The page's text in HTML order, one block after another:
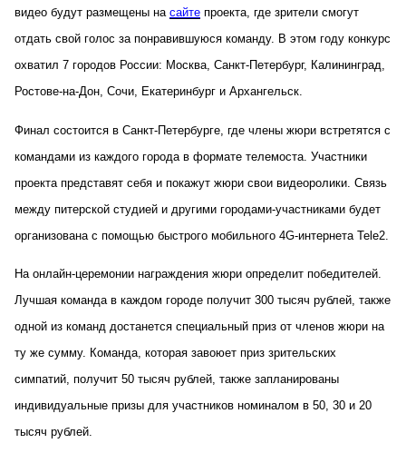
видео будут размещены на сайте проекта, где зрители смогут
отдать свой голос за понравившуюся команду. В этом году конкурс
охватил 7 городов России: Москва, Санкт-Петербург, Калининград,
Ростове-на-Дон, Сочи, Екатеринбург и Архангельск.
Финал состоится в Санкт-Петербурге, где члены жюри встретятся с
командами из каждого города в формате телемоста. Участники
проекта представят себя и покажут жюри свои видеоролики. Связь
между питерской студией и другими городами-участниками будет
организована с помощью быстрого мобильного 4G-интернета Tele2.
На онлайн-церемонии награждения жюри определит победителей.
Лучшая команда в каждом городе получит 300 тысяч рублей, также
одной из команд достанется специальный приз от членов жюри на
ту же сумму. Команда, которая завоюет приз зрительских
симпатий, получит 50 тысяч рублей, также запланированы
индивидуальные призы для участников номиналом в 50, 30 и 20
тысяч рублей.